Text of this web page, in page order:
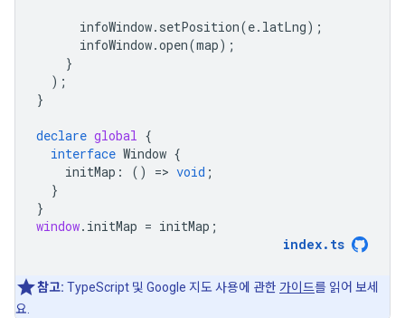
infoWindow. setPosition(e. latLng);
infoWindow.open(map);
}
);
}
declare global {
interface Window {
initMap : () => void ;
}
}
window. initMap = initMap ;
index. ts
참고: TypeScript 및 Google 지도 사용에 관한 가이드를 읽어 보세
요.